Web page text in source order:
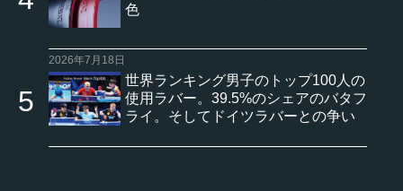
色
2026年7月18日
世界ランキング男子のトップ100人の
使用ラバー。39.5%のシェアのバタフ
ライ。そしてドイツラバーとの争い